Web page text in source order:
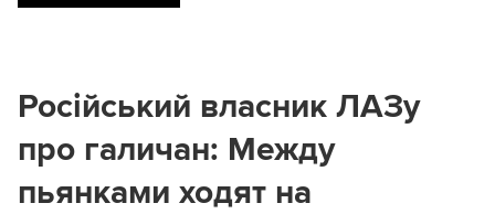
Російський власник ЛАЗу
про галичан: Между
пьянками ходят на